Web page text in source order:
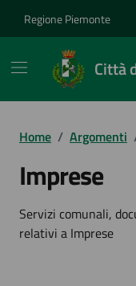
Regione Piemonte
Città
Home / Argomenti
Imprese
Dettagli
Servizi comunali,
relativi a Imprese